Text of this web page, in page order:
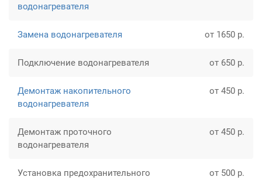
водонагревателя
Замена водонагревателя от 1650 р.
Подключение водонагревателя от 650 р.
Демонтаж накопительного
водонагревателя
от 450 р.
Демонтаж проточного
водонагревателя
от 450 р.
Установка предохранительного
от 500 р.